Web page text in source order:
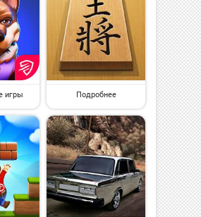
игры Подробнее